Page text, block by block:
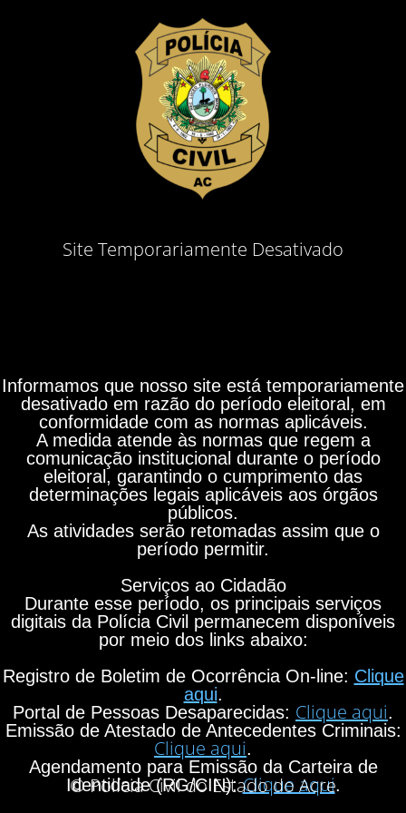
Site Temporariamente Desativado
Informamos que nosso site está temporariamente
desativado em razão do período eleitoral, em
conformidade com as normas aplicáveis.
A medida atende às normas que regem a
comunicação institucional durante o período
eleitoral, garantindo o cumprimento das
determinações legais aplicáveis aos órgãos
públicos.
As atividades serão retomadas assim que o
período permitir.
Serviços ao Cidadão
Durante esse período, os principais serviços
digitais da Polícia Civil permanecem disponíveis
por meio dos links abaixo:
Registro de Boletim de Ocorrência On-line: Clique
aqui.
Portal de Pessoas Desaparecidas: Clique aqui.
Emissão de Atestado de Antecedentes Criminais:
Clique aqui.
Agendamento para Emissão da Carteira de
Identidade (RG/CIN):Clique aqui.
© Polícia Civil do Estado do Acre